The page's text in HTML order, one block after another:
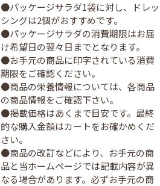
●パッケージサラダ1袋に対し、ドレッ
シングは2個がおすすめです。
●パッケージサラダの消費期限はお届
け希望日の翌々日までとなります。
●お手元の商品に印字されている消費
期限をご確認ください。
●商品の栄養情報については、各商品
の商品情報をご確認下さい。
●掲載価格はあくまで目安です。最終
的な購入金額はカートをお確かめくだ
さい。
●商品の改訂などにより、お手元の商
品と当ホームページでは記載内容が異
なる場合があります。必ずお手元の商